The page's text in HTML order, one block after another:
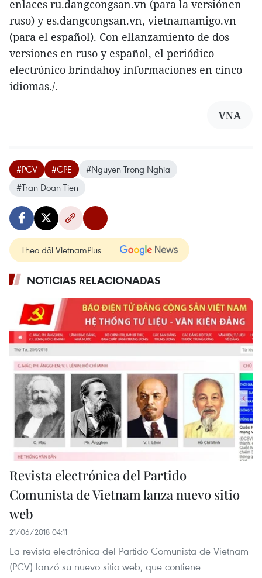
enlaces ru.dangcongsan.vn (para la versiónen
ruso) y es.dangcongsan.vn, vietnamamigo.vn
(para el español). Con ellanzamiento de dos
versiones en ruso y español, el periódico
electrónico brindahoy informaciones en cinco
idiomas./.
VNA
#PCV #CPE
#Nguyen Trong Nghia
#Tran Doan Tien
Theo dõi VietnamPlus
NOTICIAS RELACIONADAS
Revista electrónica del Partido
Comunista de Vietnam lanza nuevo sitio
web
21/06/2018 04:11
La revista electrónica del Partido Comunista de Vietnam
(PCV) lanzó su nuevo sitio web, que contiene